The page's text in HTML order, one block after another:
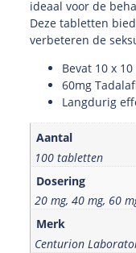
ideaal voor de
Deze tabletten
verbeteren de
Bevat 10 x
60mg
Langdurig
Aantal
100 tabletten
Dosering
20 mg, 40 mg, 60
Merk
Centurion